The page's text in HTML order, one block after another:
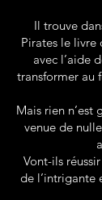
Il trouve
Pirates le livre
avec l’aide
transformer au
Mais rien n’est
venue de
Vont-ils
de l’intrigante